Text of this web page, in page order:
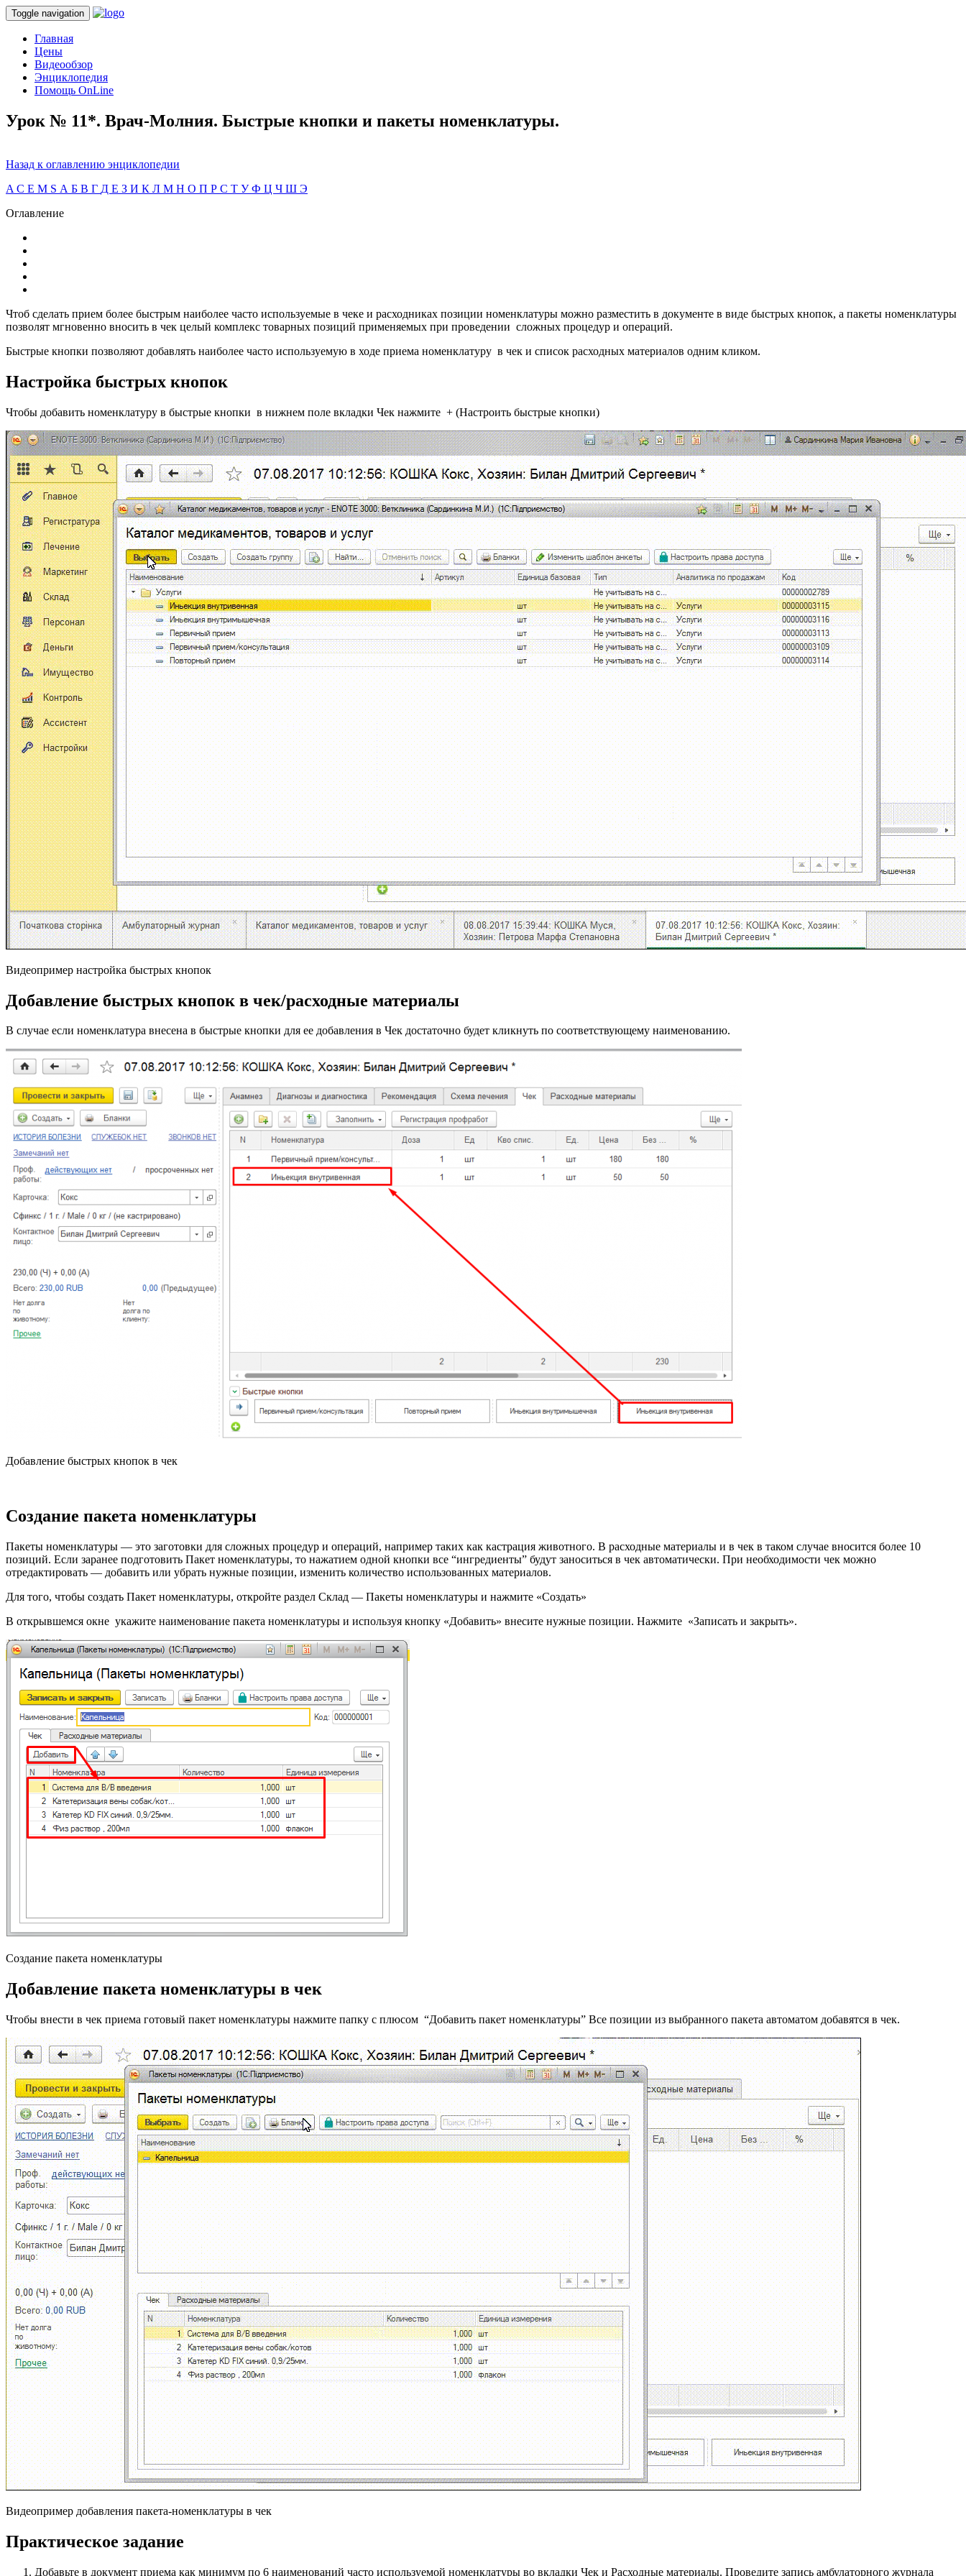
Toggle navigation
Главная
Цены
Видеообзор
Энциклопедия
Помощь OnLine
Урок № 11*. Врач-Молния. Быстрые кнопки и пакеты номенклатуры.
Назад к оглавлению энциклопедии
A C E M S А Б В Г Д Е З И К Л М Н О П Р С Т УФ Ц Ч Ш Э
Оглавление
Чтоб сделать прием более быстрым наиболее часто используемые в чеке и расходниках позиции номенклатуры можно разместить в документе в виде быстрых кнопок, а пакеты номенклатуры
позволят мгновенно вносить в чек целый комплекс товарных позиций применяемых при проведении сложных процедур и операций.
Быстрые кнопки позволяют добавлять наиболее часто используемую в ходе приема номенклатуру в чек и список расходных материалов одним кликом.
Настройка быстрых кнопок
Чтобы добавить номенклатуру в быстрые кнопки в нижнем поле вкладки Чек нажмите + (Настроить быстрые кнопки)
Видеопример настройка быстрых кнопок
Добавление быстрых кнопок в чек/расходные материалы
В случае если номенклатура внесена в быстрые кнопки для ее добавления в Чек достаточно будет кликнуть по соответствующему наименованию.
Добавление быстрых кнопок в чек
Создание пакета номенклатуры
Пакеты номенклатуры — это заготовки для сложных процедур и операций, например таких как кастрация животного. В расходные материалы и в чек в таком случае вносится более 10
позиций. Если заранее подготовить Пакет номенклатуры, то нажатием одной кнопки все “ингредиенты” будут заноситься в чек автоматически. При необходимости чек можно
отредактировать — добавить или убрать нужные позиции, изменить количество использованных материалов.
Для того, чтобы создать Пакет номенклатуры, откройте раздел Склад — Пакеты номенклатуры и нажмите «Создать»
В открывшемся окне укажите наименование пакета номенклатуры и используя кнопку «Добавить» внесите нужные позиции. Нажмите «Записать и закрыть».
Создание пакета номенклатуры
Добавление пакета номенклатуры в чек
Чтобы внести в чек приема готовый пакет номенклатуры нажмите папку с плюсом “Добавить пакет номенклатуры” Все позиции из выбранного пакета автоматом добавятся в чек.
Видеопример добавления пакета-номенклатуры в чек
Практическое задание
Добавьте в документ приема как минимум по 6 наименований часто используемой номенклатуры во вкладки Чек и Расходные материалы. Проведите запись амбулаторного журнала